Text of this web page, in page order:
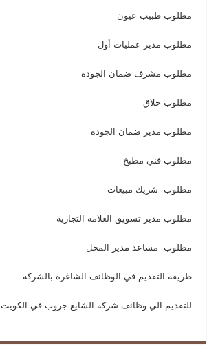
مطلوب طبيب عيون
مطلوب مدير عمليات أول
مطلوب مشرف ضمان الجودة
مطلوب حلاق
مطلوب مدير ضمان الجودة
مطلوب فني مطبخ
مطلوب شريك مبيعات
مطلوب مدير تسويق العلامة التجارية
مطلوب مساعد مدير المحل
طريقة التقديم في الوظائف الشاغرة بالشركة:
للتقديم الي وظائف شركة الشايع جروب في الكويت